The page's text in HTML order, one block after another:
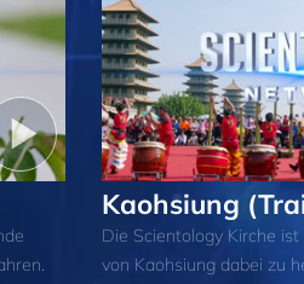
Kaohsiung
Die Scientology Kirche
von Kaohsiung dabei zu